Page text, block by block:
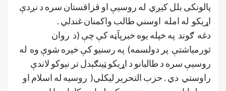
پالونکی بلل کيږي له روسیې او قزاقستان سره د نږدې
اړیکو له امله اوسني طالب واکمنان غندلي .
دغه ګوند په خپله يوه خبرپآڼه کې چې (د روان
ثورمياشتې پر دولسمه) په رسنيو کې خپره شوې وه له
روسیې سره د طالبانو د اړیکو ټینګېدل تر نيوکو لاندې
راوستي دي . حزب التحریر لیکلي( روسیه له اسلام او